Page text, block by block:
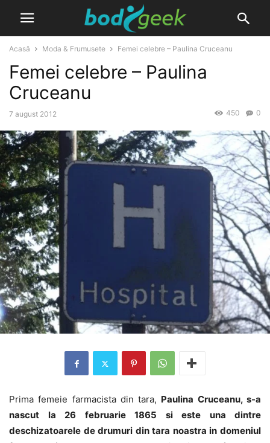
Acasă Moda & Frumusete Femei celebre – Paulina Cruceanu
Femei celebre – Paulina
Cruceanu
7 august 2012 0
450
Prima femeie farmacista din tara, Paulina Cruceanu, s-a
nascut la 26 februarie 1865 si este una dintre
deschizatoarele de drumuri din tara noastra in domeniul